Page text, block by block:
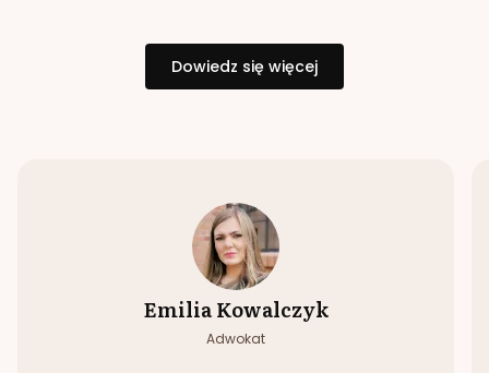
Dowiedz się więcej
Emilia Kowalczyk
Adwokat